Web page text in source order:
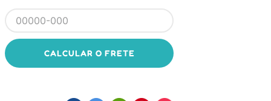
CALCULAR O FRETE